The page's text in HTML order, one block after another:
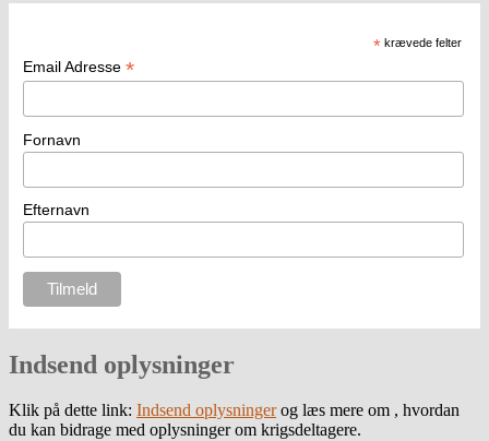
* krævede felter
Email Adresse *
Fornavn
Efternavn
Indsend oplysninger
Klik på dette link: Indsend oplysningerog læs mere om , hvordan
du kan bidrage med oplysninger om krigsdeltagere.